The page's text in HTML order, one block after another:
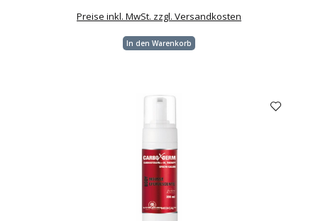
Preise inkl. MwSt. zzgl. Versandkosten
In den Warenkorb